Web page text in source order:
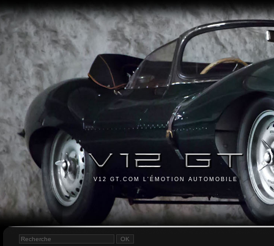
V12 GT.COM L'ÉMOTION AUTOMOBILE